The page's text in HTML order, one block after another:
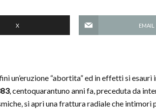
X EMAIL
un’eruzione “abortita” ed in effetti si esaurì
, centoquarantuno anni fa, preceduta da
si aprì una frattura radiale che intimorì